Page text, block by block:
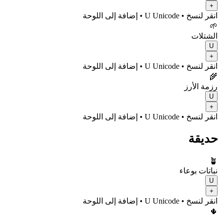
+
انقر لنسخ • U
Unicode
• إضافة إلى اللوحة
🌱
الشتلات
U
+
انقر لنسخ • U
Unicode
• إضافة إلى اللوحة
🌾
رزمة الأرز
U
+
انقر لنسخ • U
Unicode
• إضافة إلى اللوحة
حديقة
🪴
نباتات بوعاء
U
+
انقر لنسخ • U
Unicode
• إضافة إلى اللوحة
🌵